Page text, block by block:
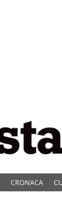
CRONACA